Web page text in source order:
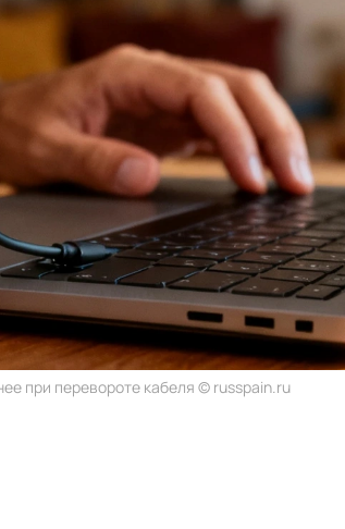
при перевороте кабеля © russpain.ru